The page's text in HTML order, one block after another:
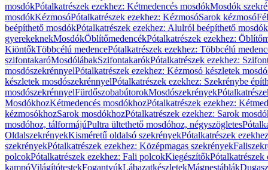
mosdókPótalkatrészek ezekhez: Kétmedencés mosdókMosdók
mosdókKézmosóPótalkatrészek ezekhez: KézmosóSarok kézmosó
beépíthető mosdókPótalkatrészek ezekhez: Alulról beépíthető mosdók
gyerekeknekMosdókÖblítőmedencékPótalkatrészek ezekhez:
KiöntőkTöbbcélú medencePótalkatrészek ezekhez: Többcélú
szifontakaróMosdólábakSzifontakarókPótalkatrészek ezekhez:
mosdószekrénnyelPótalkatrészek ezekhez: Kézmosó készletek
készletek mosdószekrénnyelPótalkatrészek ezekhez: Szekrénybe
mosdószekrénnyelFürdőszobabútorokMosdószekrények
MosdókhozKétmedencés mosdókhozPótalkatrészek ezekhez:
kézmosókhozSarok mosdókhozPótalkatrészek ezekhez: Sarok
mosdóhoz, tálformájúPultra ültethető mosdóhoz, négyszögletes
OldalszekrényekKisméretű oldalsó szekrényekPótalkatrészek
szekrényekPótalkatrészek ezekhez: Középmagas szekrények
polcokPótalkatrészek ezekhez: Fali polcokKiegészítők
kampóVilágítótestekFogantyúkLábazatkészletekMágnestáblák